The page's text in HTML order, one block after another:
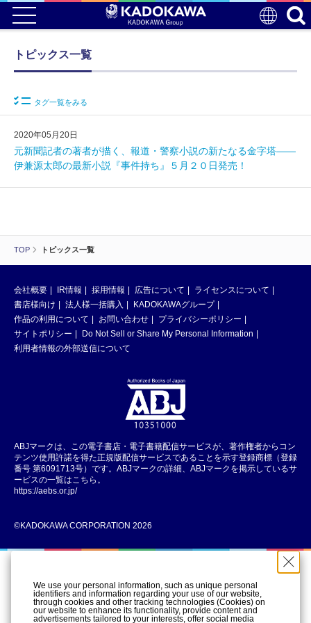
TOP トピックス一覧
トピックス一覧
タグ一覧をみる
2020年05月20日
元新聞記者の著者が描く、報道・警察小説の新たなる金字塔――
伊兼源太郎の最新小説『事件持ち』５月２０日発売！
会社概要 IR情報 採用情報 広告について
ライセンスについて
書店様向け
法人様一括購入
KADOKAWAグループ
作品の利用について
お問い合わせ
プライバシーポリシー
サイトポリシー
Do Not Sell or Share My Personal Information
利用者情報の外部送信について
ABJマークは、この電子書店・電子書籍配信サービスが、著作権者からコン
テンツ使用許諾を得た正規版配信サービスであることを示す登録商標（登録
番号 第6091713号）です。ABJマークの詳細、ABJマークを掲示しているサ
ービスの一覧はこちら。
https://aebs.or.jp/
©KADOKAWA CORPORATION 2026
We use your personal information, such as unique personal
identifiers and information regarding your use of our website,
through cookies and other tracking technologies (Cookies) on
our website to enhance its functionality, provide content and
advertisements tailored to your interests, offer social media